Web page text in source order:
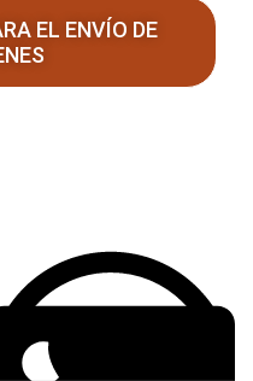
EL ENVÍO DE